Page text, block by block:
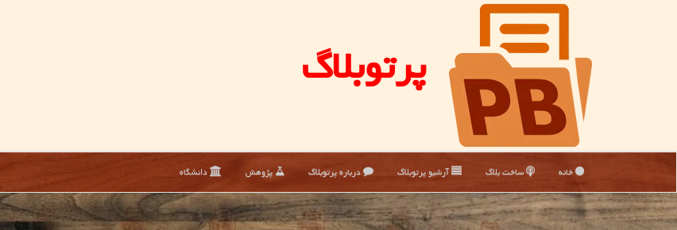
پرتوبلاگ
خانه ساخت بلاگ آرشیو پرتوبلاگ درباره پرتوبلاگ پژوهش دانشگاه